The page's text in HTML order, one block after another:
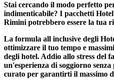
Stai cercando il modo perfetto
indimenticabile? I pacchetti
Rimini potrebbero essere la tua
La formula all inclusive degli
ottimizzare il tuo tempo e
degli hotel. Addio allo stress del
un'esperienza di soggiorno
curato per garantirti il massimo